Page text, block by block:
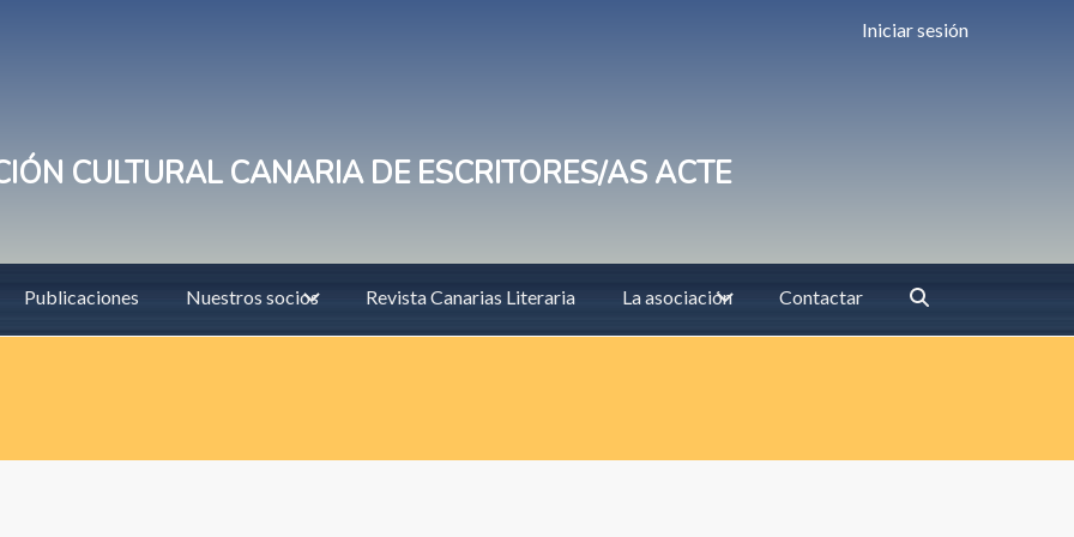
Iniciar sesión
CULTURAL CANARIA DE ESCRITORES/AS ACTE
Publicaciones Nuestros socios Revista Canarias Literaria La asociación Contactar